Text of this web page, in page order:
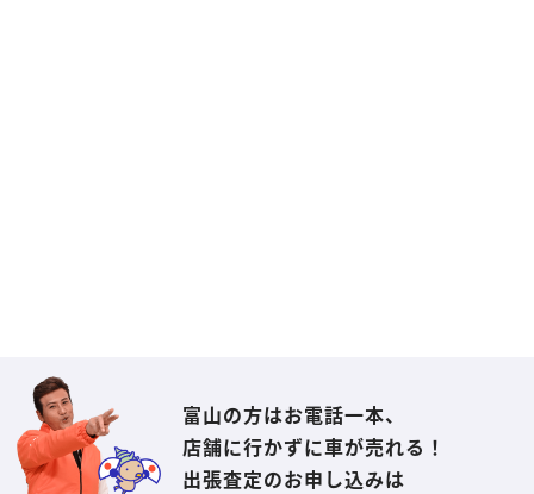
富山の方はお電話一本、
店舗に行かずに車が売れる！
出張査定のお申し込みは